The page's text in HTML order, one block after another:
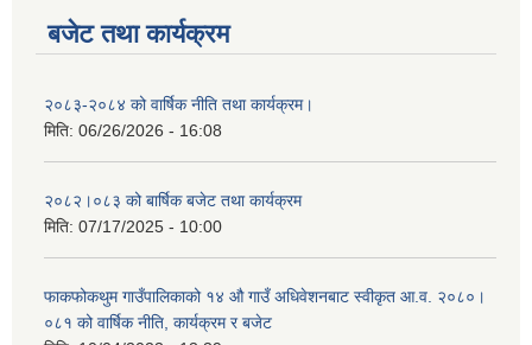
बजेट तथा कार्यक्रम
२०८३-२०८४ को वार्षिक नीति तथा कार्यक्रम।
मिति: 06/26/2026 - 16:08
२०८२।०८३ को बार्षिक बजेट तथा कार्यक्रम
मिति: 07/17/2025 - 10:00
फाकफोकथुम गाउँपालिकाको १४ औ गाउँ अधिवेशनबाट स्वीकृत आ.व. २०८०।
०८१ को वार्षिक नीति, कार्यक्रम र बजेट